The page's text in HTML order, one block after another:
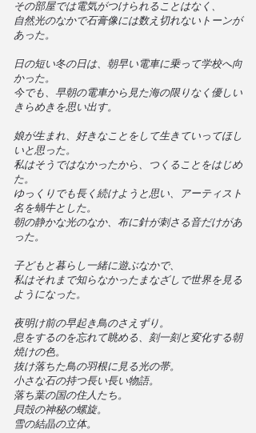
その部屋では電気がつけられることはなく、
自然光のなかで石膏像には数え切れないトーンが
あった。
日の短い冬の日は、朝早い電車に乗って学校へ向
かった。
今でも、早朝の電車から見た海の限りなく優しい
きらめきを思い出す。
娘が生まれ、好きなことをして生きていってほし
いと思った。
私はそうではなかったから、つくることをはじめ
た。
ゆっくりでも長く続けようと思い、アーティスト
名を蝸牛とした。
朝の静かな光のなか、布に針が刺さる音だけがあ
った。
子どもと暮らし一緒に遊ぶなかで、
私はそれまで知らなかったまなざしで世界を見る
ようになった。
夜明け前の早起き鳥のさえずり。
息をするのを忘れて眺める、刻一刻と変化する朝
焼けの色。
抜け落ちた鳥の羽根に見る光の帯。
小さな石の持つ長い長い物語。
落ち葉の国の住人たち。
貝殻の神秘の螺旋。
雪の結晶の立体。